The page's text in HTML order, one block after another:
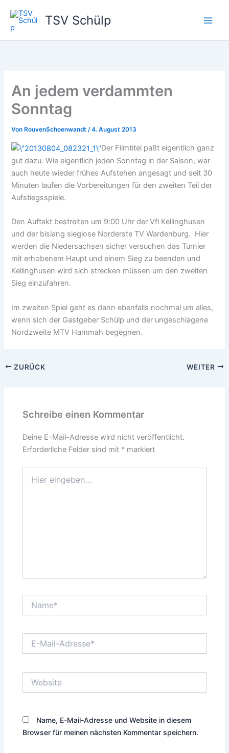
Inhalt
springen
TSV Schülp
An jedem verdammten
Sonntag
Von RouvenSchoenwandt/4. August 2013
Der Filmtitel paßt eigentlich ganz
gut dazu. Wie eigentlich jeden Sonntag in der Saison, war
auch heute wieder frühes Aufstehen angesagt und seit 30
Minuten laufen die Vorbereitungen für den zweiten Teil der
Aufstiegsspiele.
Den Auftakt bestreiten um 9:00 Uhr der Vfl Kellinghusen
und der bislang sieglose Norderste TV Wardenburg. Hier
werden die Niedersachsen sicher versuchen das Turnier
mit erhobenem Haupt und einem Sieg zu beenden und
Kellinghusen wird sich strecken müssen um den zweiten
Sieg einzufahren.
Im zweiten Spiel geht es dann ebenfalls nochmal um alles,
wenn sich der Gastgeber Schülp und der ungeschlagene
Nordzweite MTV Hammah begegnen.
ZURÜCK WEITER
Schreibe einen Kommentar
Deine E-Mail-Adresse wird nicht veröffentlicht.
Erforderliche Felder sind mit * markiert
eingeben…
Mail-
Name, E-Mail-Adresse und Website in diesem
Browser für meinen nächsten Kommentar speichern.